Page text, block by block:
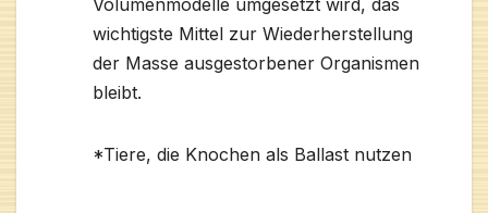
Volumenmodelle umgesetzt wird, das
wichtigste Mittel zur Wiederherstellung
der Masse ausgestorbener Organismen
bleibt.
*Tiere, die Knochen als Ballast nutzen